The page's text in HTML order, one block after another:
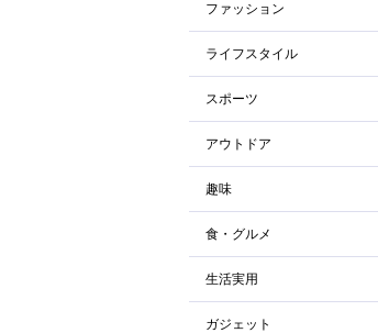
ファッション
ライフスタイル
スポーツ
アウトドア
趣味
食・グルメ
生活実用
ガジェット